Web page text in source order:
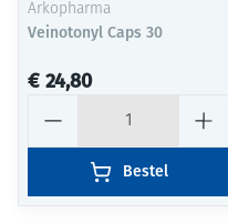
Arkopharma
Veinotonyl Caps 30
€ 24,80
Bestel